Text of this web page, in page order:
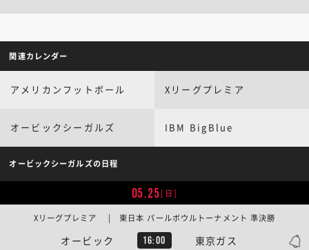
関連カレンダー
アメリカンフットボール Xリーグプレミア
オービックシーガルズ IBM BigBlue
オービックシーガルズの日程
05.25[日]
オービック 16:00 東京ガス
Xリーグプレミア | 東日本 パールボウルトーナメント 準決勝